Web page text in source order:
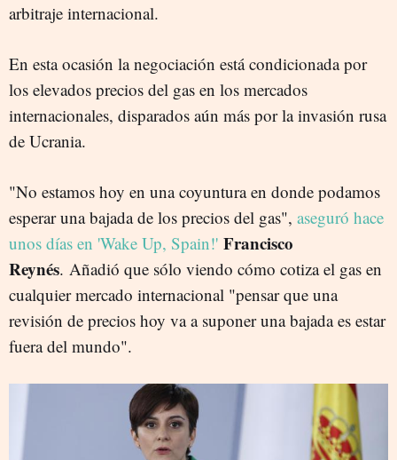
arbitraje internacional.
En esta ocasión la negociación está condicionada por
los elevados precios del gas en los mercados
internacionales, disparados aún más por la invasión rusa
de Ucrania.
"No estamos hoy en una coyuntura en donde podamos
esperar una bajada de los precios del gas", aseguró hace
unos días en 'Wake Up, Spain!' Francisco
Reynés. Añadió que sólo viendo cómo cotiza el gas en
cualquier mercado internacional "pensar que una
revisión de precios hoy va a suponer una bajada es estar
fuera del mundo".